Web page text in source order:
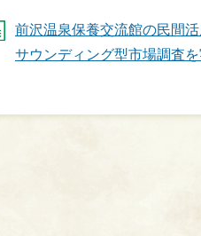
前沢温泉保養交流館の民間
サウンディング型市場調査